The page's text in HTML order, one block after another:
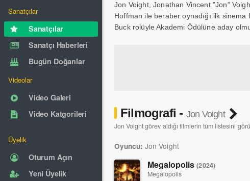
Sanatçılar
Sanatçılar
Sanatçı Haberleri
Bugün Doğanlar
Videolar
Video Galeri
Video Katgorileri
Üyelik
Oturum Açın
Yeni Üyelik
Jon Voight, Jonathan Vincent "Jon"
Hoffman ile beraber oynadığı ilk sinema
Buck rolüyle Akademi Ödülüne aday
Filmografi - Jon Voight
Jon Voight görev aldığı filmlerin tüm listesini
Oyuncu: Jon Voight
Megalopolis(2024)
Megalopolis